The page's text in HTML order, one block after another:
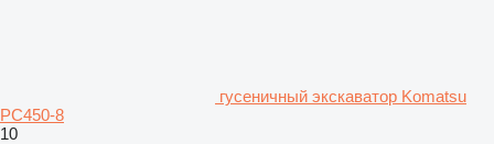
гусеничный экскаватор Komatsu
PC450-8
10